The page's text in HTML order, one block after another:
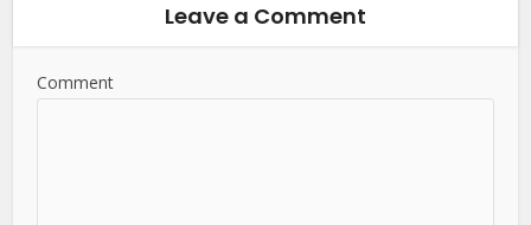
Leave a Comment
Comment